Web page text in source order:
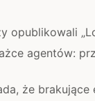
opublikowali
agentów:
że brakujące